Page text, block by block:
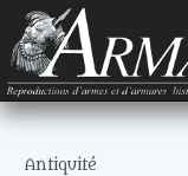
Antiquité